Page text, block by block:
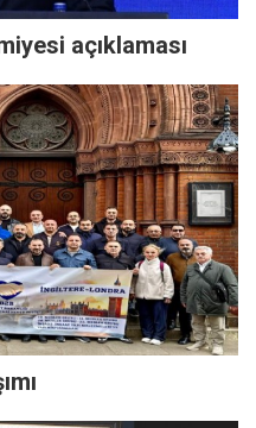
açıklaması